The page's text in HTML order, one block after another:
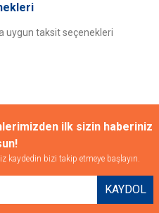
uygun taksit seçenekleri
ilk sizin haberiniz
kaydedin bizi takip etmeye başlayın.
KAYDOL